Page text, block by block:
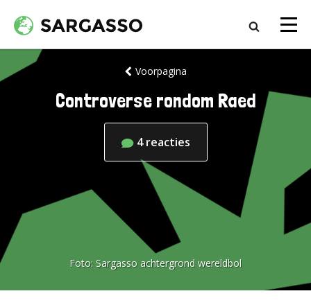
Voorpagina
Controverse rondom Raed
4 reacties
Foto: Sargasso achtergrond wereldbol